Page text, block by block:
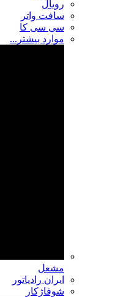
رویال
سافت واتر
سی سی کا
موارد بیشتر...
مشعل
ایران رادیاتور
شوفاژکار